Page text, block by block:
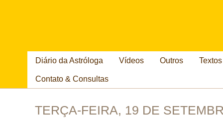
Diário da Astróloga Vídeos Outros
Contato & Consultas
TERÇA-FEIRA, 19 DE